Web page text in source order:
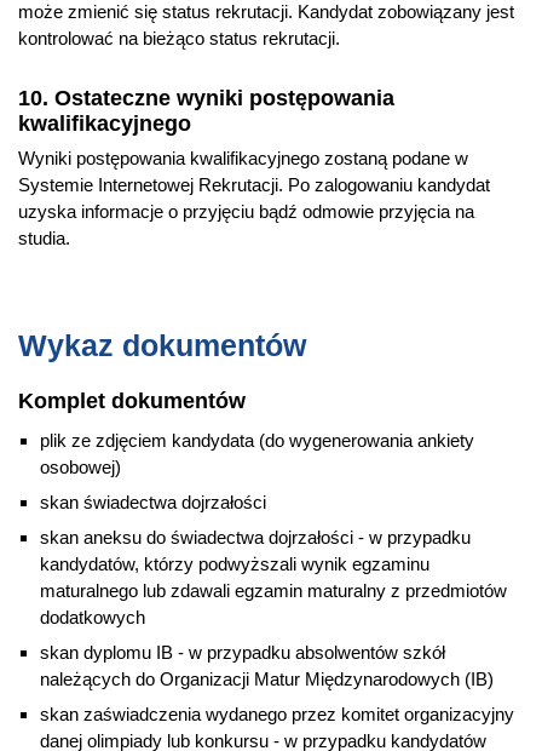
może zmienić się status rekrutacji. Kandydat zobowiązany jest
kontrolować na bieżąco status rekrutacji.
10. Ostateczne wyniki postępowania
kwalifikacyjnego
Wyniki postępowania kwalifikacyjnego zostaną podane w
Systemie Internetowej Rekrutacji. Po zalogowaniu kandydat
uzyska informacje o przyjęciu bądź odmowie przyjęcia na
studia.
Wykaz dokumentów
Komplet dokumentów
plik ze zdjęciem kandydata (do wygenerowania ankiety
osobowej)
skan świadectwa dojrzałości
skan aneksu do świadectwa dojrzałości - w przypadku
kandydatów, którzy podwyższali wynik egzaminu
maturalnego lub zdawali egzamin maturalny z przedmiotów
dodatkowych
skan dyplomu IB - w przypadku absolwentów szkół
należących do Organizacji Matur Międzynarodowych (IB)
skan zaświadczenia wydanego przez komitet organizacyjny
danej olimpiady lub konkursu - w przypadku kandydatów